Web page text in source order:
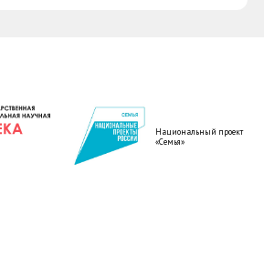
Национальный проект
«Семья»